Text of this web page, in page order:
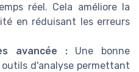
réel. Cela améliore la
en réduisant les erreurs
avancée :Une bonne
outils d'analyse permettant